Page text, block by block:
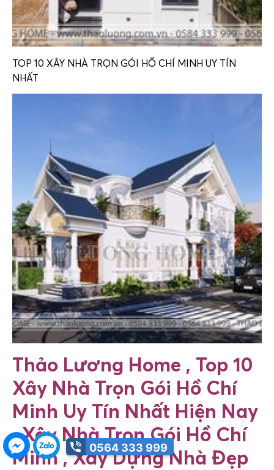
TOP 10 XÂY NHÀ TRỌN GÓI HỒ CHÍ MINH UY TÍN
NHẤT
Thảo Lương Home , Top 10
Xây Nhà Trọn Gói Hồ Chí
Minh Uy Tín Nhất Hiện Nay
, Xây Nhà Trọn Gói Hồ Chí
Minh ,Xây Dựng Nhà Đẹp
0564 333 999